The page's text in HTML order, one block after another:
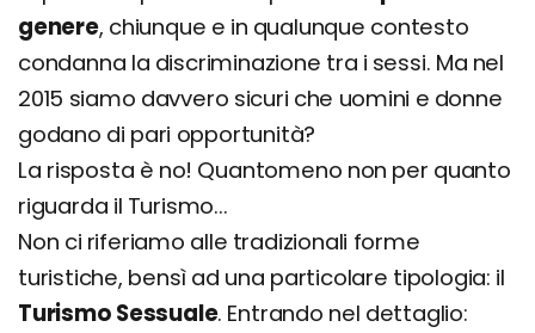
genere, chiunque e in qualunque contesto
condanna la discriminazione tra i sessi. Ma nel
2015 siamo davvero sicuri che uomini e donne
godano di pari opportunità?
La risposta è no! Quantomeno non per quanto
riguarda il Turismo...
Non ci riferiamo alle tradizionali forme
turistiche, bensì ad una particolare tipologia: il
Turismo Sessuale. Entrando nel dettaglio: